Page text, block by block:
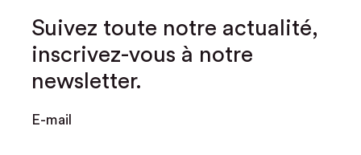
Suivez toute notre actualité,
inscrivez-vous à notre
newsletter.
E-mail